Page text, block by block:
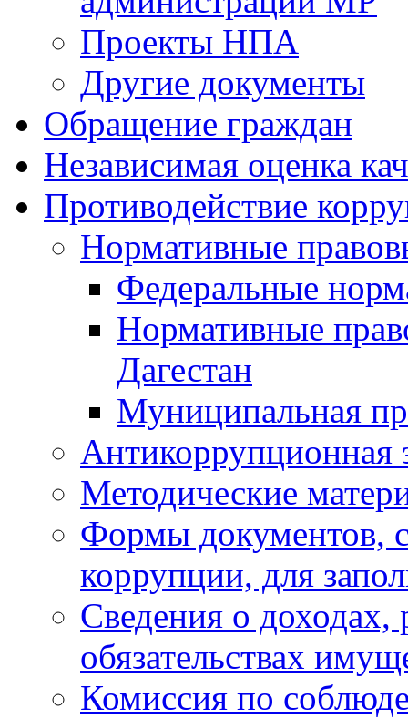
Проекты НПА
Другие документы
Обращение граждан
Независимая оценка
Противодействие
Нормативные
Федеральные
Нормативные
Дагестан
Муниципальная
Антикоррупционная
Методические
Формы документов,
коррупции, для
Сведения о доходах,
обязательствах
Комиссия по